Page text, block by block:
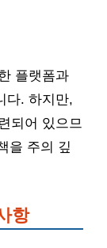
플랫폼과
다. 하지만,
되어 있으므
을 주의 깊
항